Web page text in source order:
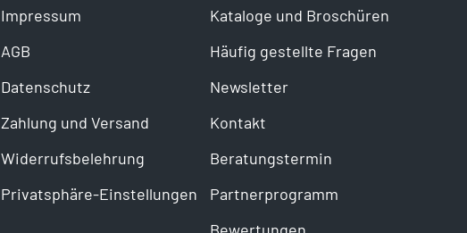
Impressum
AGB
Datenschutz
Zahlung und Versand
Widerrufsbelehrung
Privatsphäre-Einstellungen
Kataloge und Broschüren
Häufig gestellte Fragen
Newsletter
Kontakt
Beratungstermin
Partnerprogramm